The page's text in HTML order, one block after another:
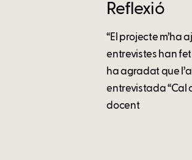
Reflexió
“El projecte m’ha
entrevistes han fet
ha agradat que
entrevistada “Cal
docent